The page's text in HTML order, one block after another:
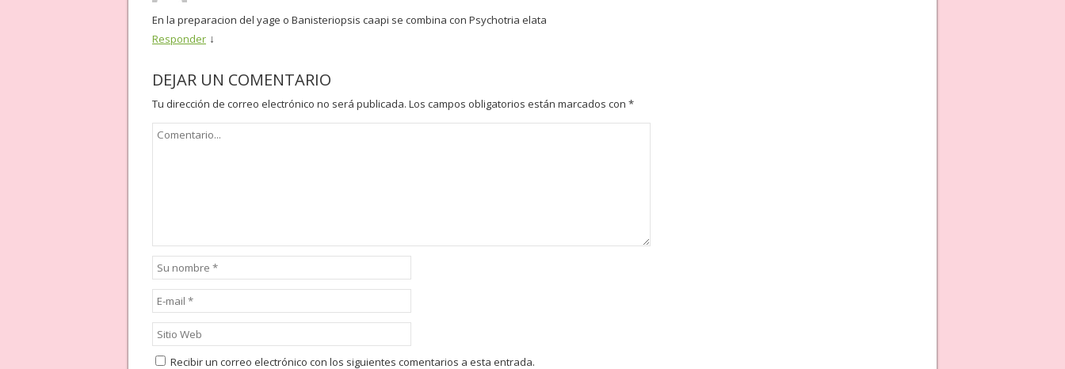
En la preparacion del yage o Banisteriopsis caapi se combina con Psychotria elata
Responder ↓
DEJAR UN COMENTARIO
Tu dirección de correo electrónico no será publicada. Los campos obligatorios están marcados con *
Recibir un correo electrónico con los siguientes comentarios a esta entrada.